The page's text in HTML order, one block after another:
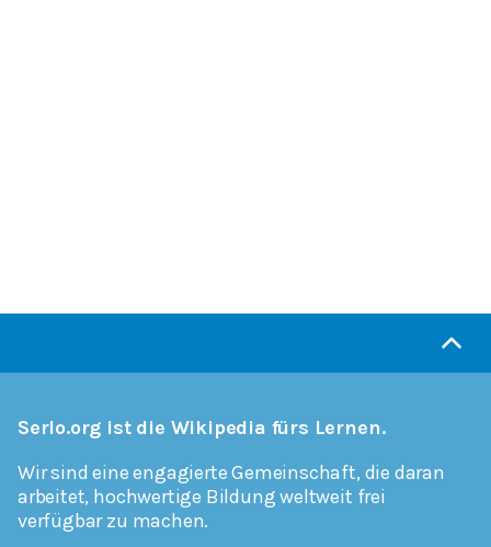
Serlo.org ist die Wikipedia fürs Lernen.
Wir sind eine engagierte Gemeinschaft, die daran
arbeitet, hochwertige Bildung weltweit frei
verfügbar zu machen.